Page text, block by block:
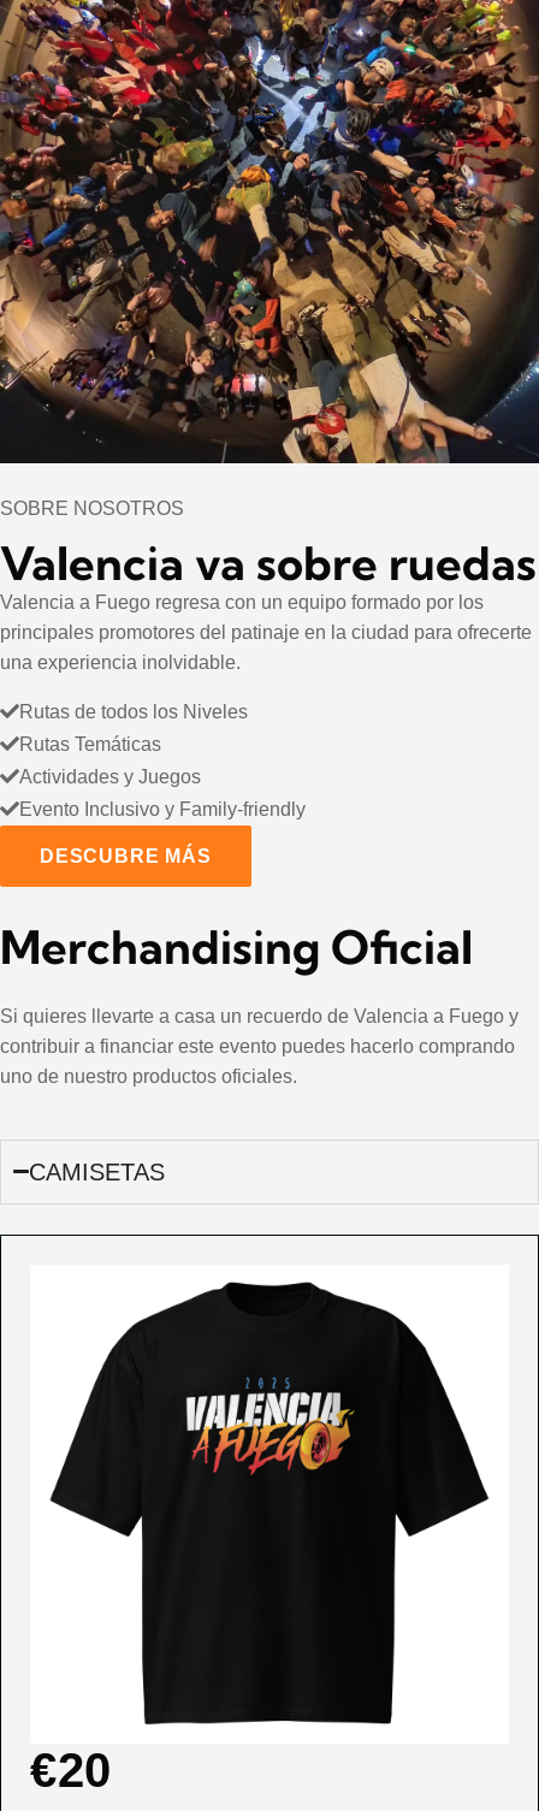
SOBRE NOSOTROS
Valencia va sobre ruedas
Valencia a Fuego regresa con un equipo formado por los
principales promotores del patinaje en la ciudad para ofrecerte
una experiencia inolvidable.
Rutas de todos los Niveles
Rutas Temáticas
Actividades y Juegos
Evento Inclusivo y Family-friendly
DESCUBRE MÁS
Merchandising Oficial
Si quieres llevarte a casa un recuerdo de Valencia a Fuego y
contribuir a financiar este evento puedes hacerlo comprando
uno de nuestro productos oficiales.
CAMISETAS
€20